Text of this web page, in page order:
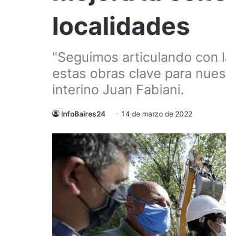
localidades
"Seguimos articulando con
estas obras clave para
interino Juan Fabiani.
InfoBaires24 14 de marzo de 2022